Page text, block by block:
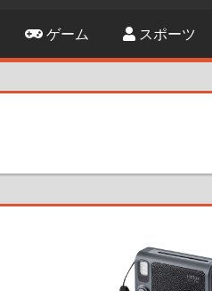
ゲーム スポーツ